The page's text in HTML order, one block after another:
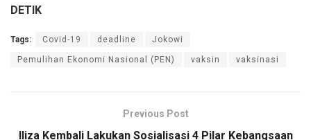
DETIK
Tags: Covid-19 deadline Jokowi
Pemulihan Ekonomi Nasional (PEN) vaksin vaksinasi
Previous Post
lliza Kembali Lakukan Sosialisasi 4 Pilar Kebangsaan